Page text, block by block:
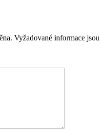
Vyžadované informace jsou